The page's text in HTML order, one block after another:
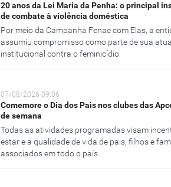
20 anos da Lei Maria da Penha: o principal
de combate à violência doméstica
Por meio da Campanha Fenae com Elas, a
assumiu compromisso como parte de sua
institucional contra o feminicídio
07/08/2026 09:06
Comemore o Dia dos Pais nos clubes das
de semana
Todas as atividades programadas visam
estar e a qualidade de vida de pais, filhos e
associados em todo o país